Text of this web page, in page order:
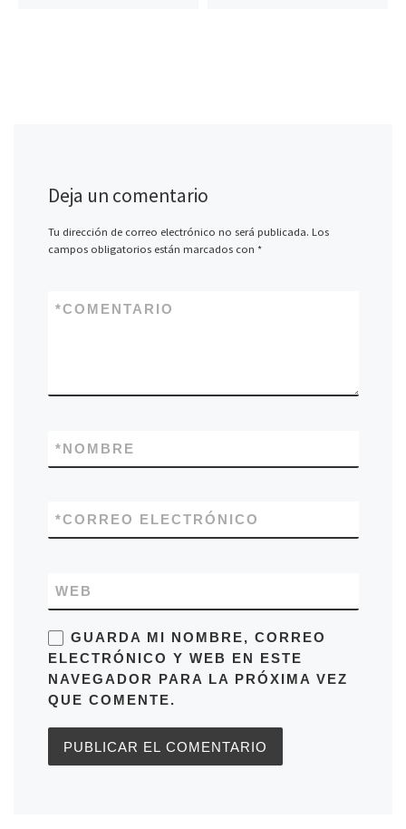
Deja un comentario
Tu dirección de correo electrónico no será publicada. Los
campos obligatorios están marcados con *
COMENTARIO
*
NOMBRE
*
CORREO ELECTRÓNICO
*
WEB
GUARDA MI NOMBRE, CORREO
ELECTRÓNICO Y WEB EN ESTE
NAVEGADOR PARA LA PRÓXIMA VEZ
QUE COMENTE.